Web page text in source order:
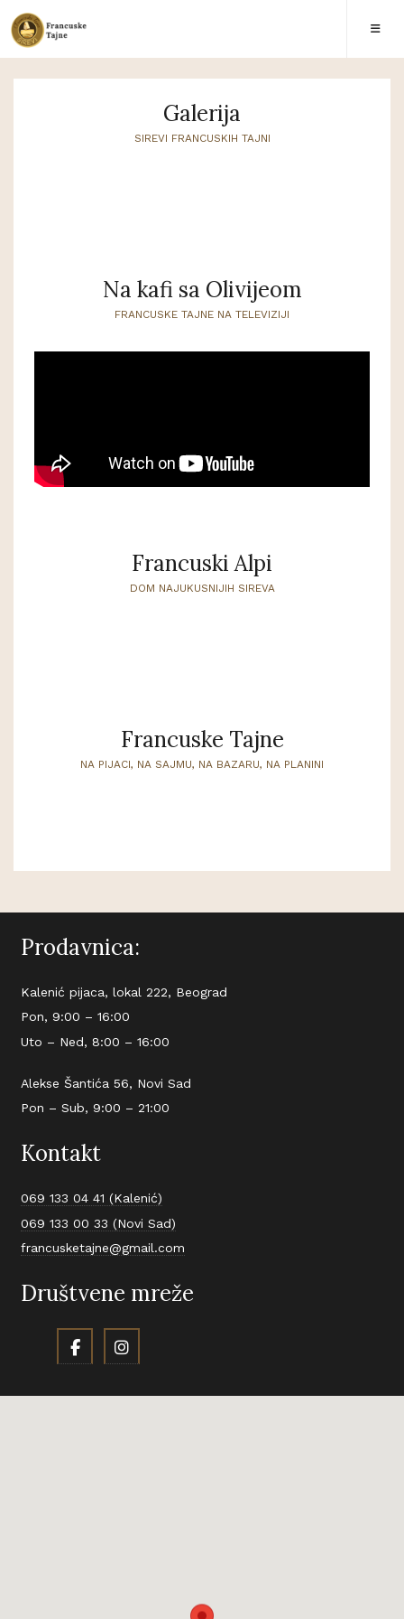
Galerija
SIREVI FRANCUSKIH TAJNI
Na kafi sa Olivijeom
FRANCUSKE TAJNE NA TELEVIZIJI
Francuski Alpi
DOM NAJUKUSNIJIH SIREVA
Francuske Tajne
NA PIJACI, NA SAJMU, NA BAZARU, NA PLANINI
Prodavnica:
Kalenić pijaca, lokal 222, Beograd
Pon, 9:00 – 16:00
Uto – Ned, 8:00 – 16:00
Alekse Šantića 56, Novi Sad
Pon – Sub, 9:00 – 21:00
Kontakt
069 133 04 41 (Kalenić)
069 133 00 33 (Novi Sad)
francusketajne@gmail.com
Društvene mreže